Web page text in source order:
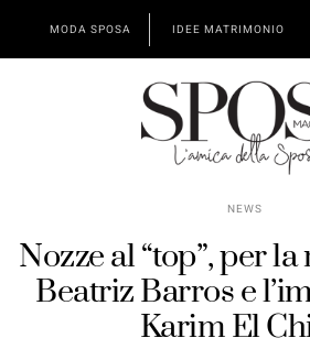
MODA SPOSA IDEE MATRIMONIO
NEWS
Nozze al “top”, per
Beatriz Barros e
Karim El